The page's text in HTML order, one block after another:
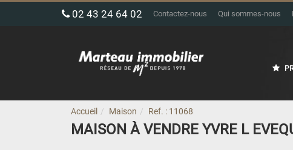
02 43 24 64 02 Contactez-nous Qui sommes-nous
Accueil Maison Ref. : 11068
MAISON À VENDRE YVRE L